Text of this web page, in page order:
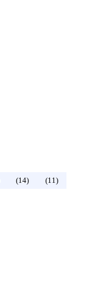
(14)
(11)